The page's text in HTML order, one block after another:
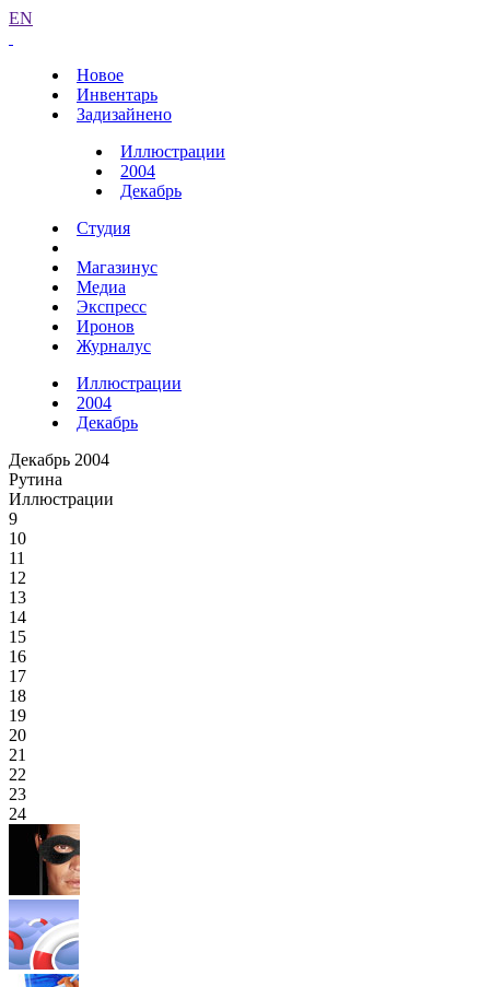
EN
Новое
Инвентарь
Задизайнено
Иллюстрации
2004
Декабрь
Студия
Магазинус
Медиа
Экспресс
Иронов
Журналус
Иллюстрации
2004
Декабрь
Декабрь 2004
Рутина
Иллюстрации
9
10
11
12
13
14
15
16
17
18
19
20
21
22
23
24